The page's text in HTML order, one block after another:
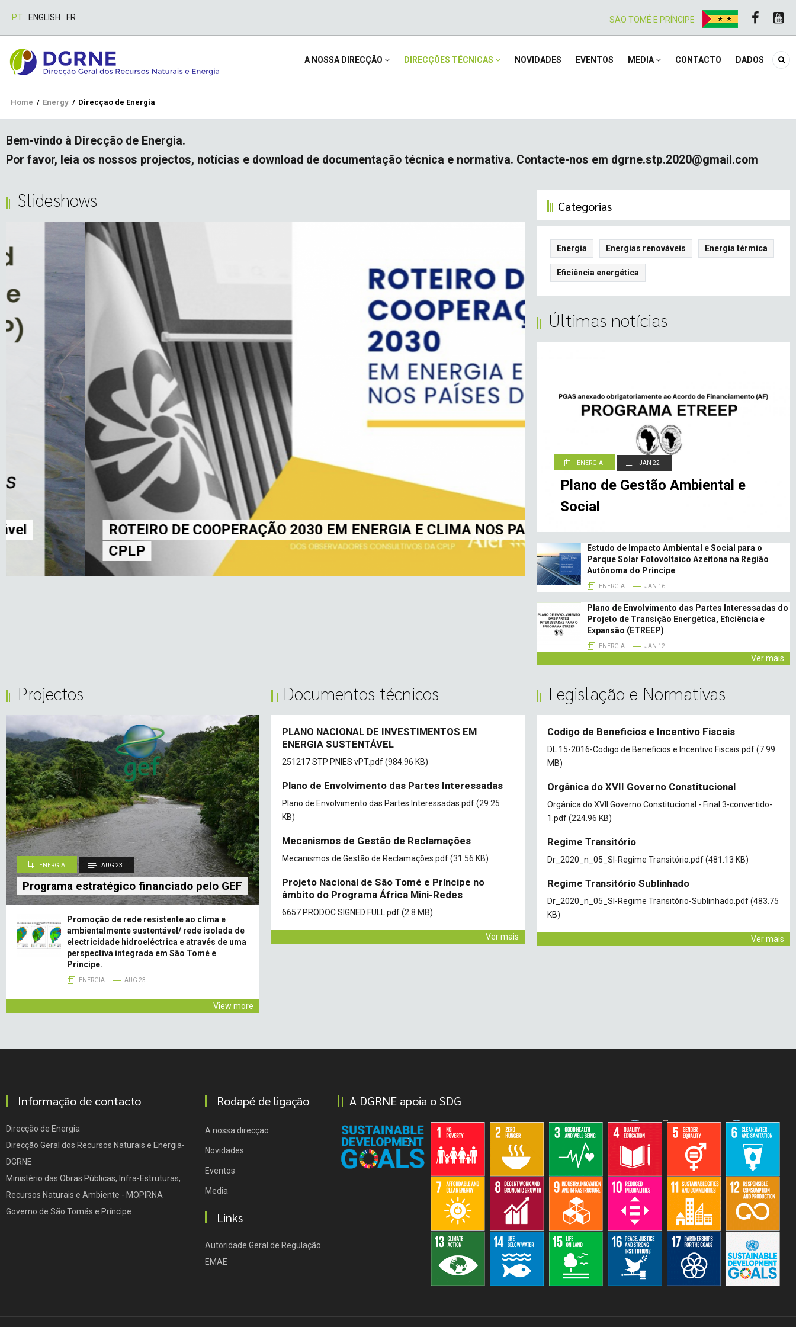
PT ENGLISH FR SÃO TOMÉ E PRÍNCIPE
A NOSSA DIRECÇÃO DIRECÇÕES TÉCNICAS NOVIDADES EVENTOS MEDIA CONTACTO DADOS
Breadcrumb
Home / Energy / Direcçao de Energia
Bem-vindo à Direcção de Energia.
Por favor, leia os nossos projectos, notícias e download de documentação técnica e normativa. Contacte-nos em dgrne.stp.2020@gmail.com
Slideshows
ROTEIRO DE COOPERAÇÃO 2030 EM ENERGIA E CLIMA NOS PAÍSES DA
CPLP
Monitorização de notícias
Categorias
Energia Energias renováveis Energia térmica
Eficiência energética
Últimas notícias
ENERGIA JAN 22
Plano de Gestão Ambiental e
Social
Estudo de Impacto Ambiental e Social para o
Parque Solar Fotovoltaico Azeitona na Região
Autônoma do Principe
ENERGIA JAN 16
Plano de Envolvimento das Partes Interessadas do
Projeto de Transição Energética, Eficiência e
Expansão (ETREEP)
ENERGIA JAN 12
Ver mais
Projectos
ENERGIA AUG 23
Programa estratégico financiado pelo GEF
Promoção de rede resistente ao clima e
ambientalmente sustentável/ rede isolada de
electricidade hidroeléctrica e através de uma
perspectiva integrada em São Tomé e
Príncipe.
ENERGIA AUG 23
View more
Documentos técnicos
PLANO NACIONAL DE INVESTIMENTOS EM
ENERGIA SUSTENTÁVEL
Document
251217 STP PNIES vPT.pdf(984.96 KB)
Plano de Envolvimento das Partes Interessadas
Document
Plano de Envolvimento das Partes Interessadas.pdf(29.25
KB)
Mecanismos de Gestão de Reclamações
Document
Mecanismos de Gestão de Reclamações.pdf(31.56 KB)
Projeto Nacional de São Tomé e Príncipe no
âmbito do Programa África Mini-Redes
Document
6657 PRODOC SIGNED FULL.pdf(2.8 MB)
Ver mais
Legislação e Normativas
Codigo de Beneficios e Incentivo Fiscais
Document
DL 15-2016-Codigo de Beneficios e Incentivo Fiscais.pdf(7.99
MB)
Orgânica do XVII Governo Constitucional
Document
Orgânica do XVII Governo Constitucional - Final 3-convertido-
1.pdf(224.96 KB)
Regime Transitório
Document
Dr_2020_n_05_SI-Regime Transitório.pdf(481.13 KB)
Regime Transitório Sublinhado
Document
Dr_2020_n_05_SI-Regime Transitório-Sublinhado.pdf(483.75
KB)
Ver mais
Informação de contacto
Direcção de Energia
Direcção Geral dos Recursos Naturais e Energia-
DGRNE
Ministério das Obras Públicas, Infra-Estruturas,
Recursos Naturais e Ambiente - MOPIRNA
Governo de São Tomás e Príncipe
Rodapé de ligação
A nossa direcçao
Novidades
Eventos
Media
Links
Autoridade Geral de Regulação
EMAE
A DGRNE apoia o SDG